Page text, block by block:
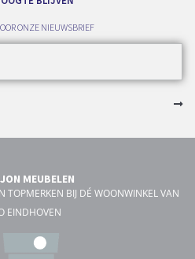
ONZE NIEUWSBRIEF
MEUBELEN
TOPMERKEN BIJ DÉ WOONWINKEL VAN
EINDHOVEN